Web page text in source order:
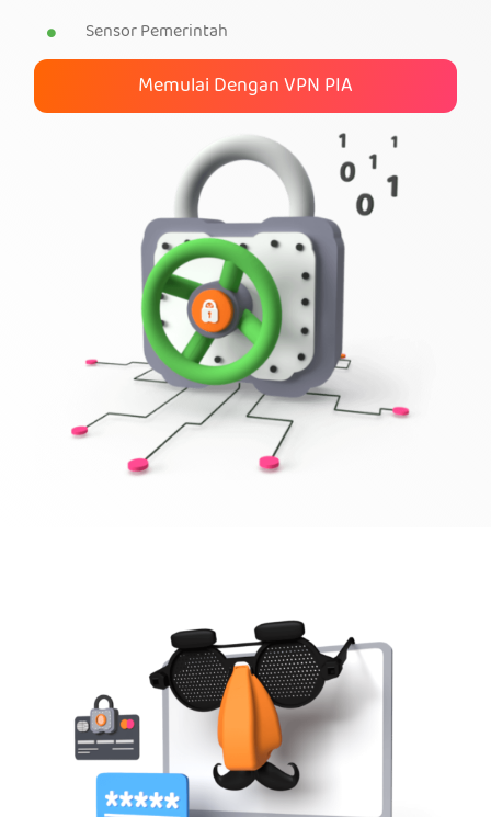
Sensor Pemerintah
Memulai Dengan VPN PIA